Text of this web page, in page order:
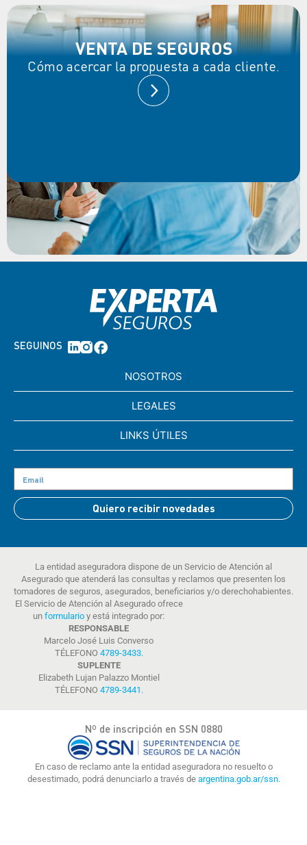
VENTA DE SEGUROS
Cómo acercar la propuesta a cada cliente.
SEGUINOS
NOSOTROS
LEGALES
LINKS ÚTILES
Quiero recibir novedades
La entidad aseguradora dispone de un Servicio de Atención al
Asegurado que atenderá las consultas y reclamos que presenten los
tomadores de seguros, asegurados, beneficiarios y/o derechohabientes.
El Servicio de Atención al Asegurado ofrece
un formulario y está integrado por:
RESPONSABLE
Marcelo José Luis Converso
TÉLEFONO 4789-3433.
SUPLENTE
Elizabeth Lujan Palazzo Montiel
TÉLEFONO 4789-3441 .
Nº de inscripción en SSN 0880
En caso de reclamo ante la entidad aseguradora no resuelto o
desestimado, podrá denunciarlo a través de argentina.gob.ar/ssn.